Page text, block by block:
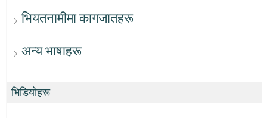
भियतनामीमा कागजातहरू
अन्य भाषाहरू
भिडियोहरू